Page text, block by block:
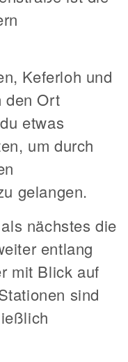
Keferloh und
den Ort
etwas
um durch
gelangen.
nächstes die
entlang
mit Blick auf
sind